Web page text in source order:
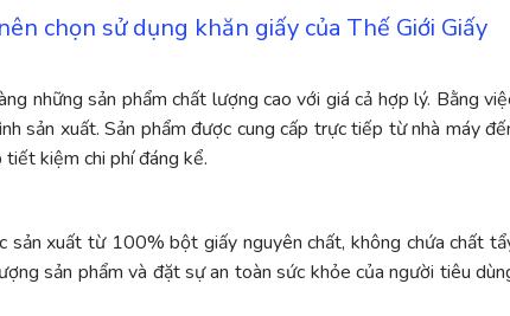
chọn sử dụng khăn giấy của Thế Giới Giấy
những sản phẩm chất lượng cao với giá cả hợp lý. Bằng
sản xuất. Sản phẩm được cung cấp trực tiếp từ nhà máy
kiệm chi phí đáng kể.
sản xuất từ 100% bột giấy nguyên chất, không chứa chất
sản phẩm và đặt sự an toàn sức khỏe của người tiêu